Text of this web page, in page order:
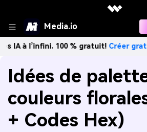
Media.io
100 % gratuit!Créer
Idées de
couleurs
+ Codes Hex)